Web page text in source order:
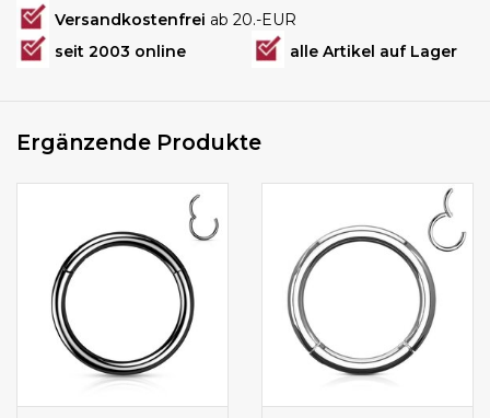
Versandkostenfrei ab 20.-EUR
seit 2003 online
alle Artikel auf Lager
Ergänzende Produkte